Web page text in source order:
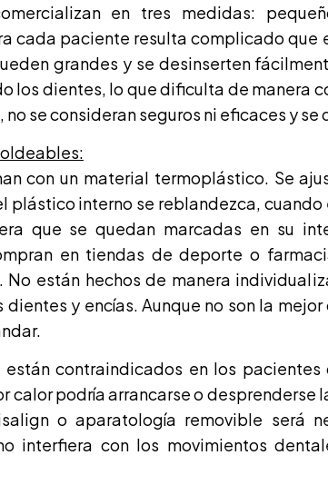
en tres medidas:
cada paciente resulta complicado que
grandes y se desinserten
los dientes, lo que dificulta de manera
se consideran seguros ni eficaces y se
con un material termoplástico. Se
plástico interno se reblandezca,
que se quedan marcadas en su
en tiendas de deporte o
están hechos de manera
y encías. Aunque no son la
contraindicados en los
calor podría arrancarse o desprenderse
o aparatología removible será
interfiera con los movimientos